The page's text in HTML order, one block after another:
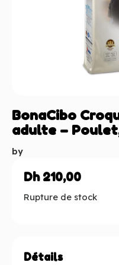
BonaCibo
adulte –
by
Dh210,00
Rupture de stock
Détails